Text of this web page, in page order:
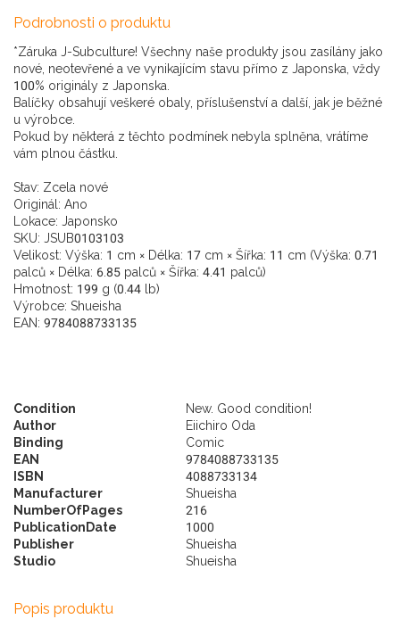
Podrobnosti o produktu
*Záruka J-Subculture! Všechny naše produkty jsou zasílány jako
nové, neotevřené a ve vynikajícím stavu přímo z Japonska, vždy
100% originály z Japonska.
Balíčky obsahují veškeré obaly, příslušenství a další, jak je běžné
u výrobce.
Pokud by některá z těchto podmínek nebyla splněna, vrátíme
vám plnou částku.
Stav: Zcela nové
Originál: Ano
Lokace: Japonsko
SKU: JSUB0103103
Velikost: Výška: 1 cm × Délka: 17 cm × Šířka: 11 cm (Výška: 0.71
palců × Délka: 6.85 palců × Šířka: 4.41 palců)
Hmotnost: 199 g (0.44 lb)
Výrobce: Shueisha
EAN: 9784088733135
Condition
New. Good condition!
Author
Eiichiro Oda
Binding
Comic
EAN
9784088733135
ISBN
4088733134
Manufacturer
Shueisha
NumberOfPages
216
PublicationDate
1000
Publisher
Shueisha
Studio
Shueisha
Popis produktu